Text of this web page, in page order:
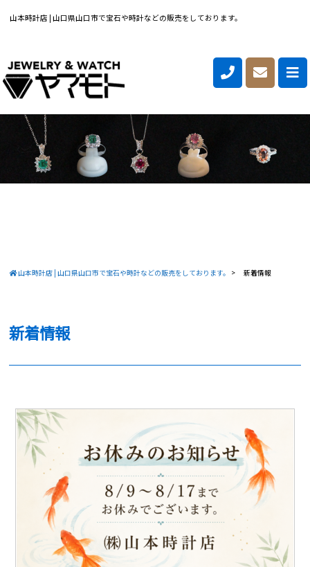
山本時計店 | 山口県山口市で宝石や時計などの販売をしております。
山本時計店 | 山口県山口市で宝石や時計などの販売をしております。 > 新着情報
新着情報